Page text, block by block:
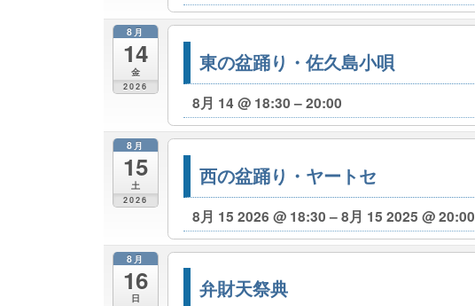
8月
14
金
2026
東の盆踊り・佐久島小唄
8月 14 @ 18:30 – 20:00
8月
15
土
2026
西の盆踊り・ヤートセ
8月 15 2026 @ 18:30 – 8月 15 2025 @ 20:00
8月
16
日 弁財天祭典